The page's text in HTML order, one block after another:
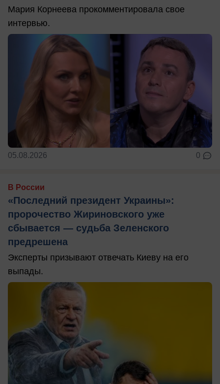
Мария Корнеева прокомментировала свое
интервью.
05.08.2026 0
В России
«Последний президент Украины»:
пророчество Жириновского уже
сбывается — судьба Зеленского
предрешена
Эксперты призывают отвечать Киеву на его
выпады.